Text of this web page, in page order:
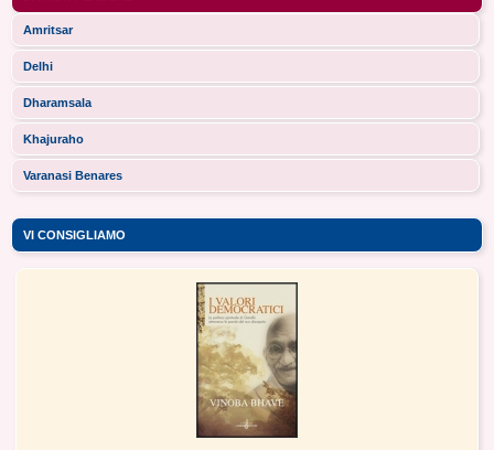
Amritsar
Delhi
Dharamsala
Khajuraho
Varanasi Benares
VI CONSIGLIAMO